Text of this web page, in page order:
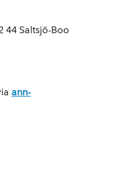
44 Saltsjö-Boo
ann-